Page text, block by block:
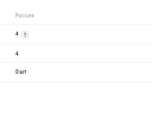
Россия
4
4
0 шт